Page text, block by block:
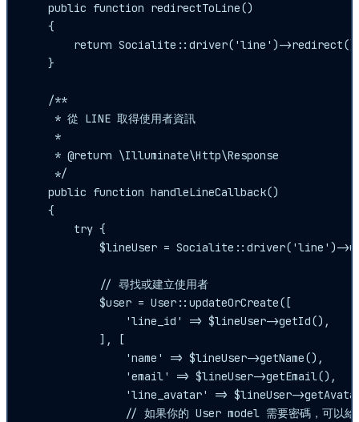
    public function redirectToLine()
    {
return Socialite::driver('line')-
    }
    /**
     * 從 LINE 取得使用者資訊
     *
     * @return \Illuminate\Http\Response
     */
    public function handleLineCallback()
    {
        try {
$lineUser = Socialite::driver('line')-
            // 尋找或建立使用者
            $user = User::updateOrCreate([
                'line_id' => $lineUser->getId(),
            ], [
                'name' => $lineUser->getName(),
                'email' => $lineUser->getEmail(),
'line_avatar' => $lineUser-
// 如果你的 User model 需要密碼，可以給